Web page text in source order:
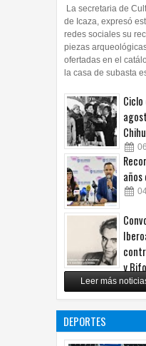
La secretaria de
de Icaza, expresó
redes sociales su
piezas
ofertadas en el
la casa de subasta
06
y
28 Jul 2026 0
a
Leer más
DEPORTES